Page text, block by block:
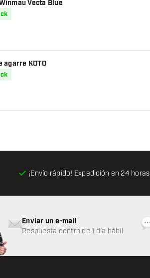
Vecta Blue
agarre KOTO
¡Envío rápido! Expedición en 24 horas
Enviar un e-mail
Respuesta dentro de 1 día hábil